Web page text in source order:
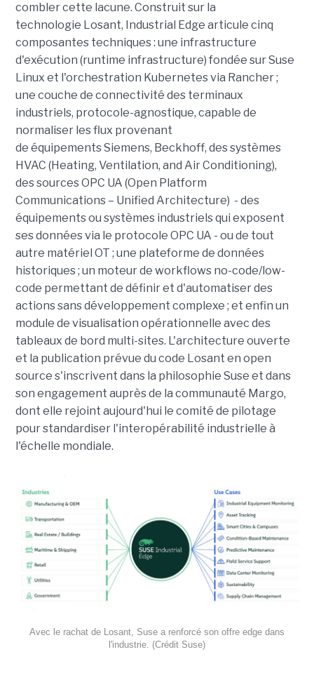
combler cette lacune. Construit sur la
technologie Losant, Industrial Edge articule cinq
composantes techniques : une infrastructure
d'exécution (runtime infrastructure) fondée sur Suse
Linux et l'orchestration Kubernetes via Rancher ;
une couche de connectivité des terminaux
industriels, protocole-agnostique, capable de
normaliser les flux provenant
de équipements Siemens, Beckhoff, des systèmes
HVAC (Heating, Ventilation, and Air Conditioning),
des sources OPC UA (Open Platform
Communications – Unified Architecture) - des
équipements ou systèmes industriels qui exposent
ses données via le protocole OPC UA - ou de tout
autre matériel OT ; une plateforme de données
historiques ; un moteur de workflows no-code/low-
code permettant de définir et d'automatiser des
actions sans développement complexe ; et enfin un
module de visualisation opérationnelle avec des
tableaux de bord multi-sites. L'architecture ouverte
et la publication prévue du code Losant en open
source s'inscrivent dans la philosophie Suse et dans
son engagement auprès de la communauté Margo,
dont elle rejoint aujourd'hui le comité de pilotage
pour standardiser l'interopérabilité industrielle à
l'échelle mondiale.
Avec le rachat de Losant, Suse a renforcé son offre edge dans
l'industrie. (Crédit Suse)